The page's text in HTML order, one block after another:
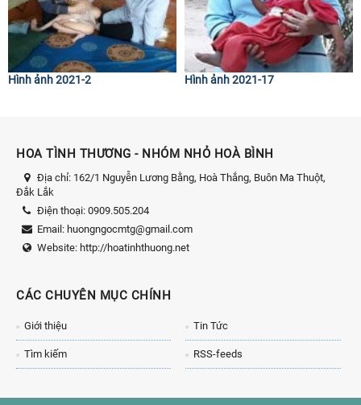
Hình ảnh 2021-2 Hình ảnh 2021-17
HOA TÌNH THƯƠNG - NHÓM NHỎ HOÀ BÌNH
Địa chỉ: 162/1 Nguyễn Lương Bằng, Hoà Thắng, Buôn Ma Thuột,
Đắk Lắk
Điện thoại: 0909.505.204
Email: huongngocmtg@gmail.com
Website: http://hoatinhthuong.net
CÁC CHUYÊN MỤC CHÍNH
Giới thiệu Tin Tức
Tìm kiếm RSS-feeds